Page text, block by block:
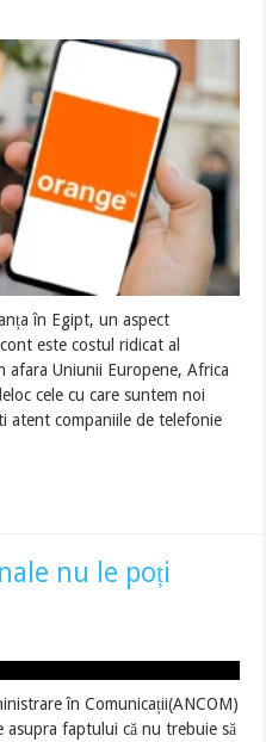
în Egipt, un aspect
este costul ridicat al
afara Uniunii Europene, Africa
cele cu care suntem noi
atent companiile de telefonie
nu le poți
în Comunicații(ANCOM)
faptului că nu trebuie să